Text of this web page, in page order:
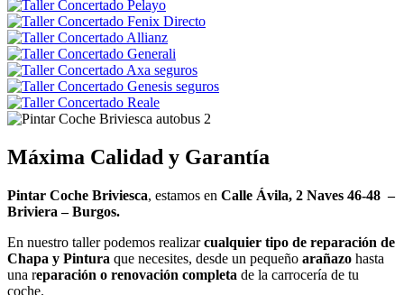
Máxima Calidad y Garantía
Pintar Coche Briviesca, estamos en Calle Ávila, 2 Naves 46-48 –
Briviera – Burgos.
En nuestro taller podemos realizarcualquier tipo de reparación de
Chapa y Pintura que necesites, desde un pequeño arañazo hasta
una reparación o renovación completa de la carrocería de tu
coche.